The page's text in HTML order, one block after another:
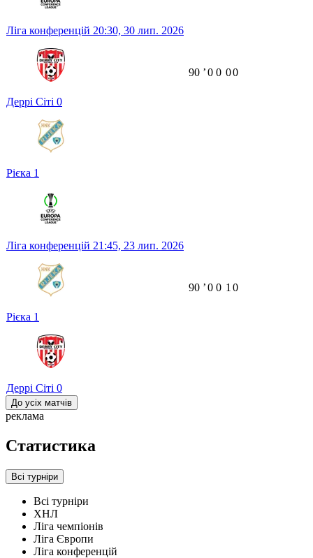
Ліга конференцій 20:30, 30 лип. 2026
Деррі Сіті 0
Рієка 1
90 ʼ0 0 00
Ліга конференцій 21:45, 23 лип. 2026
Рієка 1
Деррі Сіті 0
90 ʼ0 0 1 0
До усіх матчів
реклама
Статистика
Всі турніри
Всі турніри
ХНЛ
Ліга чемпіонів
Ліга Європи
Ліга конференцій